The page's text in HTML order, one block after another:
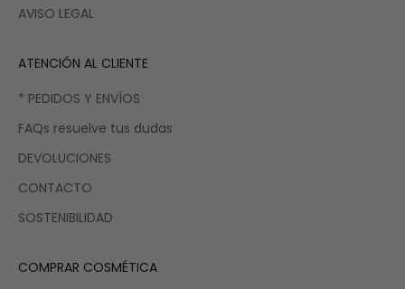
AVISO LEGAL
ATENCIÓN AL CLIENTE
* PEDIDOS Y ENVÍOS
FAQs resuelve tus dudas
DEVOLUCIONES
CONTACTO
SOSTENIBILIDAD
COMPRAR COSMÉTICA